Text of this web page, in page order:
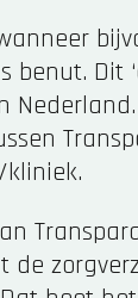
benut. Dit
de